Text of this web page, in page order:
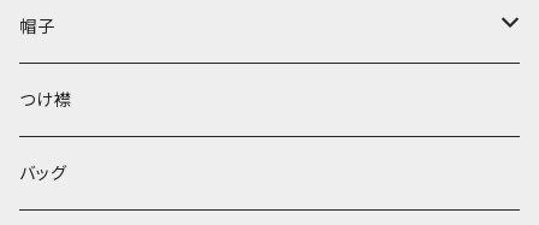
帽子
ベレー帽
つけ襟
バッグ